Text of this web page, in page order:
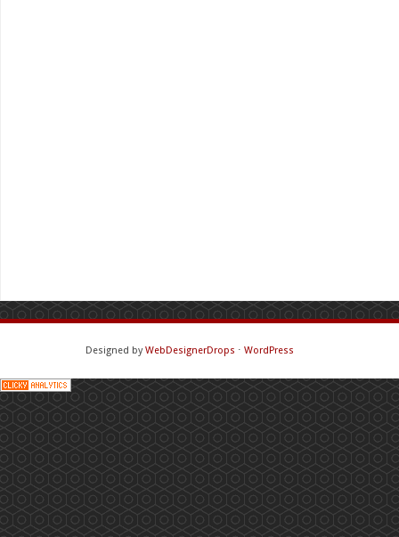
Designed byWebDesignerDrops ⋅ WordPress